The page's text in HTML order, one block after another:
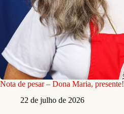
Nota de pesar – Dona Maria, presente!
22 de julho de 2026